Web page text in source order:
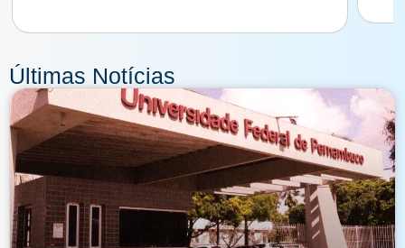
Últimas Notícias